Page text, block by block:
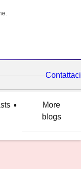
Contattaci
More
blogs